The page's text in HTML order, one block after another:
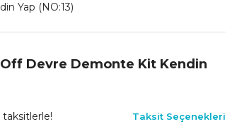
Yap (NO:13)
Devre Demonte Kit Kendin
taksitlerle! Taksit Seçenekleri